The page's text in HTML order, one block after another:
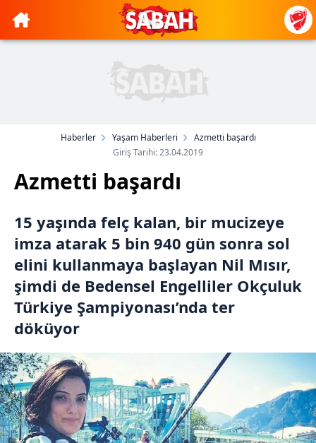
Haberler Yaşam Haberleri
Azmetti başardı
Giriş Tarihi: 23.04.2019
Azmetti başardı
15 yaşında felç kalan, bir mucizeye
imza atarak 5 bin 940 gün sonra sol
elini kullanmaya başlayan Nil Mısır,
şimdi de Bedensel Engelliler Okçuluk
Türkiye Şampiyonası’nda ter
döküyor